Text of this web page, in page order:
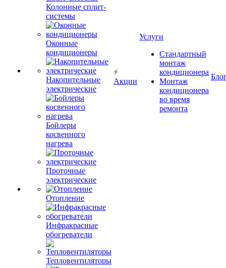
Колонные сплит-
системы
Оконные
кондиционеры
Накопительные
электрические
Бойлеры
косвенного
нагрева
Проточные
электрические
Отопление
Инфракрасные
обогреватели
Тепловентиляторы
Акции
Услуги
Стандартный
монтаж
кондиционера
Монтаж
кондиционера
во время
ремонта